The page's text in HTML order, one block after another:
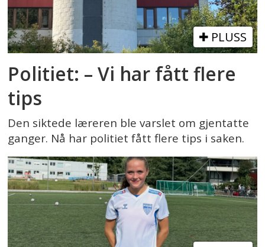
PLUSS
Politiet: – Vi har fått flere
tips
Den siktede læreren ble varslet om gjentatte
ganger. Nå har politiet fått flere tips i saken.